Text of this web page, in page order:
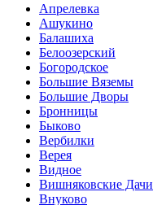
Апрелевка
Ашукино
Балашиха
Белоозерский
Богородское
Большие Вяземы
Большие Дворы
Бронницы
Быково
Вербилки
Верея
Видное
Вишняковские Дачи
Внуково